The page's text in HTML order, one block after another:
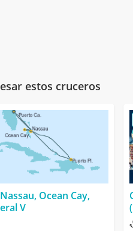
estos cruceros
Ocean Cay,
V